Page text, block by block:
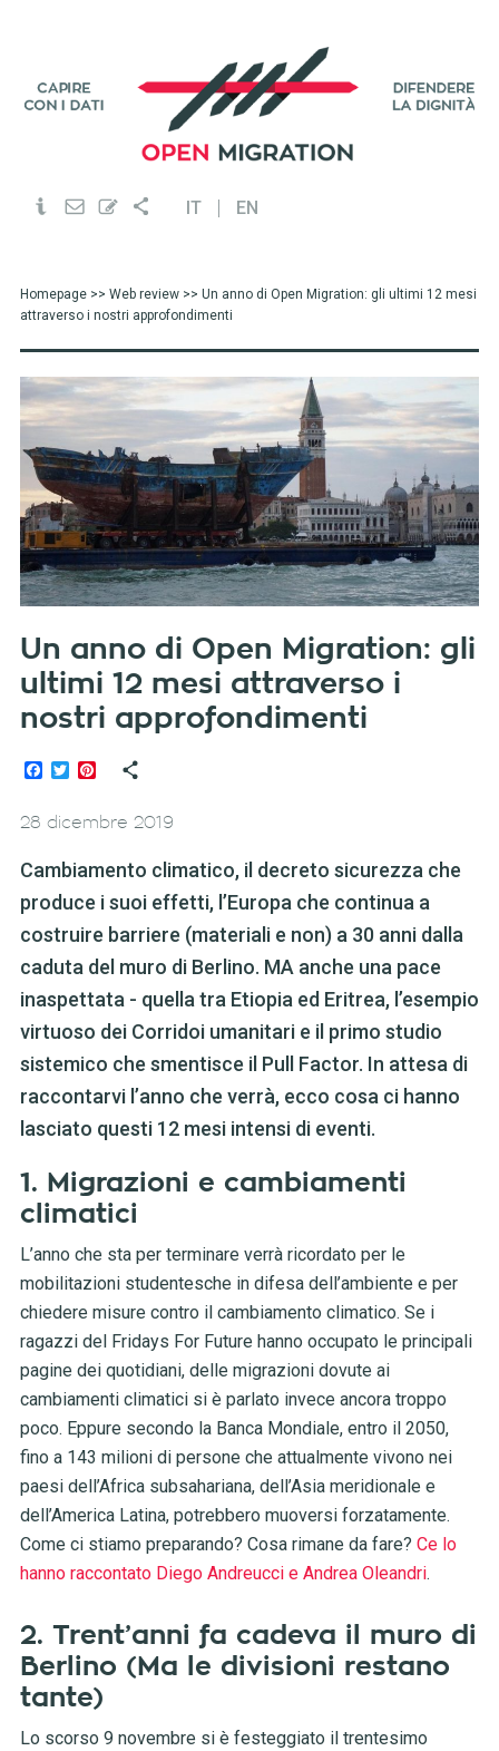
IT EN
Homepage>> Web review>> Un anno di Open Migration: gli ultimi 12 mesi
attraverso i nostri approfondimenti
Un anno di Open Migration: gli
ultimi 12 mesi attraverso i
nostri approfondimenti
Facebook
TwitterPinterest
28 dicembre 2019
Cambiamento climatico, il decreto sicurezza che
produce i suoi effetti, l’Europa che continua a
costruire barriere (materiali e non) a 30 anni dalla
caduta del muro di Berlino. MA anche una pace
inaspettata - quella tra Etiopia ed Eritrea, l’esempio
virtuoso dei Corridoi umanitari e il primo studio
sistemico che smentisce il Pull Factor. In attesa di
raccontarvi l’anno che verrà, ecco cosa ci hanno
lasciato questi 12 mesi intensi di eventi.
1. Migrazioni e cambiamenti
climatici
L’anno che sta per terminare verrà ricordato per le
mobilitazioni studentesche in difesa dell’ambiente e per
chiedere misure contro il cambiamento climatico. Se i
ragazzi del Fridays For Future hanno occupato le principali
pagine dei quotidiani, delle migrazioni dovute ai
cambiamenti climatici si è parlato invece ancora troppo
poco. Eppure secondo la Banca Mondiale, entro il 2050,
fino a 143 milioni di persone che attualmente vivono nei
paesi dell’Africa subsahariana, dell’Asia meridionale e
dell’America Latina, potrebbero muoversi forzatamente.
Come ci stiamo preparando? Cosa rimane da fare? Ce lo
hanno raccontato Diego Andreucci e Andrea Oleandri.
2. Trent’anni fa cadeva il muro di
Berlino (Ma le divisioni restano
tante)
Lo scorso 9 novembre si è festeggiato il trentesimo